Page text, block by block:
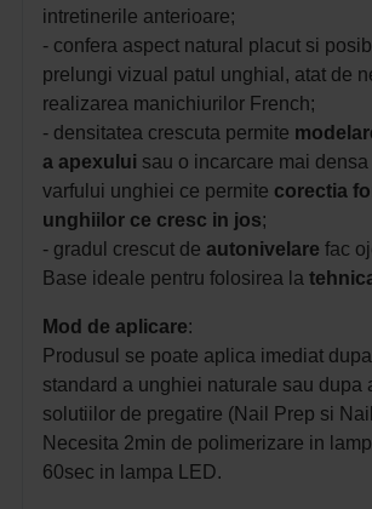
intretinerile anterioare;
- confera aspect natural placut si
prelungi vizual patul unghial, atat de
realizarea manichiurilor French;
- densitatea crescuta permite
a apexului sau o incarcare mai
varfului unghiei ce permite corectia
unghiilor ce cresc in jos;
- gradul crescut de autonivelare fac
Base ideale pentru folosirea la
Mod de aplicare:
Produsul se poate aplica imediat
standard a unghiei naturale sau dupa
solutiilor de pregatire (Nail Prep si
Necesita 2min de polimerizare in
60sec in lampa LED.